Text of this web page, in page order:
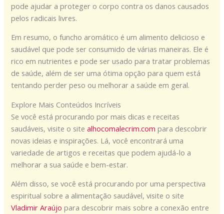
pode ajudar a proteger o corpo contra os danos causados
pelos radicais livres.
Em resumo, o funcho aromático é um alimento delicioso e
saudável que pode ser consumido de várias maneiras. Ele é
rico em nutrientes e pode ser usado para tratar problemas
de saúde, além de ser uma ótima opção para quem está
tentando perder peso ou melhorar a saúde em geral.
Explore Mais Conteúdos Incríveis
Se você está procurando por mais dicas e receitas
saudáveis, visite o sitealhocomalecrim.com para descobrir
novas ideias e inspirações. Lá, você encontrará uma
variedade de artigos e receitas que podem ajudá-lo a
melhorar a sua saúde e bem-estar.
Além disso, se você está procurando por uma perspectiva
espiritual sobre a alimentação saudável, visite o site
Vladimir Araújo para descobrir mais sobre a conexão entre